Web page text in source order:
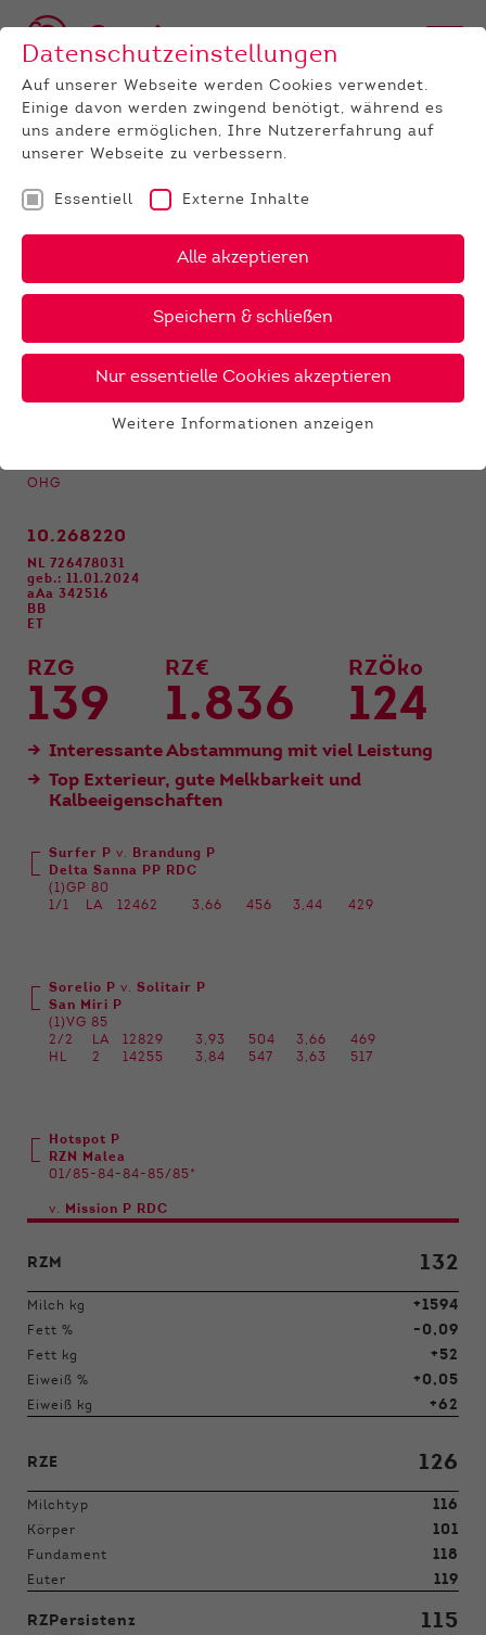
BULLEN
GenomiX
Subito PP
X ‹ ›
SUBITO PP 40 €
OHG
10.268220
NL 726478031
geb.: 11.01.2024
aAa 342516
BB
ET
RZG
139
RZ€
1.836
RZÖko
124
Interessante Abstammung mit viel Leistung
Top Exterieur, gute Melkbarkeit und
Kalbeeigenschaften
Surfer P v.
Brandung P
Delta Sanna PP RDC
(1)GP 80
1/1
LA 12462 3,66 456 3,44 429
Sorelio P v. Solitair P
San Miri P
(1)VG 85
2/2
LA 12829 3,93 504 3,66
469
HL
2 14255 3,84 547 3,63 517
Hotspot P
RZN Malea
01/85-84-84-85/85*
v. Mission P RDC
RZM 132
Milch kg +1594
Fett % -0,09
Fett kg +52
Eiweiß % +0,05
Eiweiß kg +62
RZE 126
Milchtyp 116
Körper 101
Fundament 118
Euter 119
RZPersistenz 115
Datenschutzeinstellungen
Auf unserer Webseite werden Cookies verwendet.
Einige davon werden zwingend benötigt, während es
uns andere ermöglichen, Ihre Nutzererfahrung auf
unserer Webseite zu verbessern.
Essentiell Externe Inhalte
Alle akzeptieren
Speichern & schließen
Nur essentielle Cookies akzeptieren
Funktionen der Webseite benötigt. Dadurch ist
funktioniert.
Name
Laufzeit 1 Jahr
Zweck Cookie Einstellungen speichern
Cookie-Informationen anzeigen
Wir verwenden auf unserer Website externe
Inhalte, um Ihnen zusätzliche Informationen
anzubieten.
Weitere Informationen anzeigen